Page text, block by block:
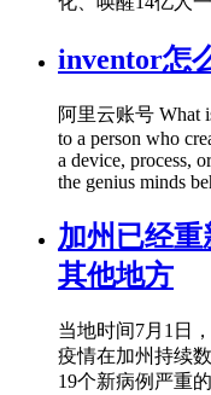
inventor怎
阿里云账号 What
to a person who
a device, process,
the genius minds
加州已经重
其他地方
当地时间7月1日
疫情在加州持续
19个新病例严重